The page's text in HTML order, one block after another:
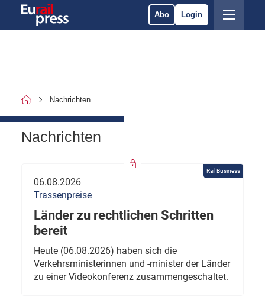
Abo Login
Nachrichten
Nachrichten
Rail Business
06.08.2026
Trassenpreise
Länder zu rechtlichen Schritten
bereit
Heute (06.08.2026) haben sich die
Verkehrsministerinnen und -minister der Länder
zu einer Videokonferenz zusammengeschaltet.